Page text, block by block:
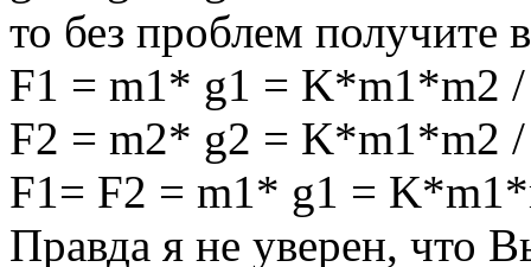
то без проблем получите
F1 = m1* g1 = K*m1*m2 /
F2 = m2* g2 = K*m1*m2 /
F1= F2 = m1* g1 =
Правда я не уверен, что